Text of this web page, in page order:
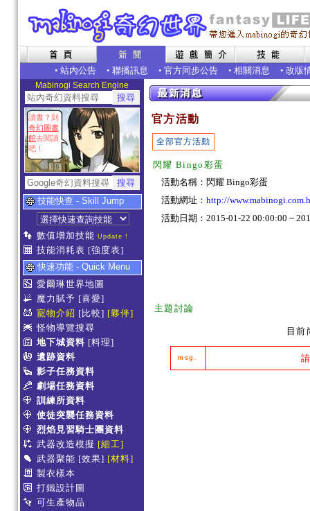
• 站內公告 • 聯播訊息 • 官方同步公告 • 相關消息 • 改版
Mabinogi Search Engine
讀書？到
奇幻圖書
館去閱讀
吧！
技能快查 - Skill Jump
數值增加技能 Update !
技能消耗表 [強度表]
快速功能 - Quick Menu
愛爾琳世界地圖
魔力賦予 [喜愛]
寵物介紹 [比較] [夥伴]
怪物導覽搜尋
地下城資料 [料理]
遺跡資料
影子任務資料
劇場任務資料
訓練所資料
使徒突襲任務資料
烈焰見習騎士團資料
武器改造模擬 [細工]
武器聚能 [效果] [材料]
製衣樣本
打鐵設計圖
可生產物品
官方活動
全部官方活動
閃耀 Bingo彩蛋
活動名稱：閃耀 Bingo彩蛋
活動網址： http://
活動日期：2015-01-22 00:00:00 ~
主題討論
目前
msg.